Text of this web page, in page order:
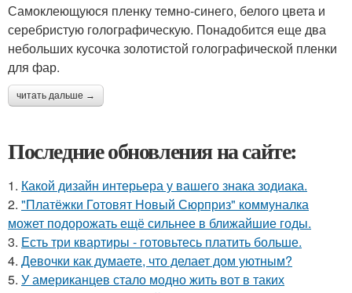
Самоклеющуюся пленку темно-синего, белого цвета и
серебристую голографическую. Понадобится еще два
небольших кусочка золотистой голографической пленки
для фар.
читать дальше →
Последние обновления на сайте:
1. Какой дизайн интерьера у вашего знака зодиака.
2. "Платёжки Готовят Новый Сюрприз" коммуналка
может подорожать ещё сильнее в ближайшие годы.
3. Есть три квартиры - готовьтесь платить больше.
4. Девочки как думаете, что делает дом уютным?
5. У американцев стало модно жить вот в таких